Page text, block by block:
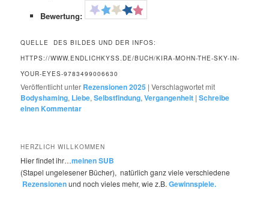
Bewertung:
QUELLE DES BILDES UND DER INFOS:
HTTPS://WWW.ENDLICHKYSS.DE/BUCH/KIRA-MOHN-THE-SKY-IN-
YOUR-EYES-9783499006630
Veröffentlicht unter Rezensionen 2025 |Verschlagwortet mit
Bodyshaming, Liebe,Selbstfindung,Vergangenheit |Schreibe
einen Kommentar
HERZLICH WILLKOMMEN
Hier findet ihr…meinen SUB
(Stapel ungelesener Bücher), natürlich ganz viele verschiedene
Rezensionenund noch vieles mehr, wie z.B.Gewinnspiele.